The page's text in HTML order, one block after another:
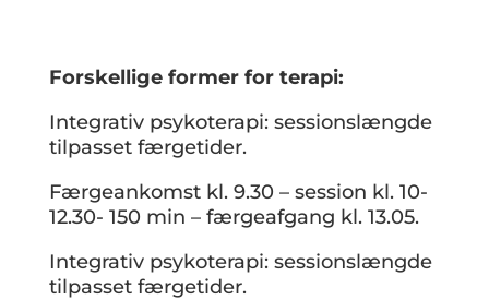
Forskellige former for terapi:
Integrativ psykoterapi: sessionslængde
tilpasset færgetider.
Færgeankomst kl. 9.30 – session kl. 10-
12.30- 150 min – færgeafgang kl. 13.05.
Integrativ psykoterapi: sessionslængde
tilpasset færgetider.